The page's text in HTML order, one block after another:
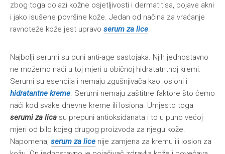
zbog toga dolazi kožne osjetljivosti i dermatitisa, pojave akni
i jako isušene površine kože. Jedan od načina za vraćanje
ravnoteže kože jest upravo serum za lice.
Najbolji serumi su puni anti-age sastojaka. Njih jednostavno
ne možemo naći u toj mjeri u običnoj hidratatntnoj kremi.
Serumi su esencija i nemaju zgušnjivača kao losioni i
hidratantne kreme. Serumi nemaju zaštitne faktore što ćemo
naći kod svake dnevne kreme ili losiona. Umjesto toga
serumi za lica su prepuni antioksidanata i to u puno većoj
mjeri od bilo kojeg drugog proizvoda za njegu kože.
Napomena, serum za lice nije zamjena za kremu ili losion za